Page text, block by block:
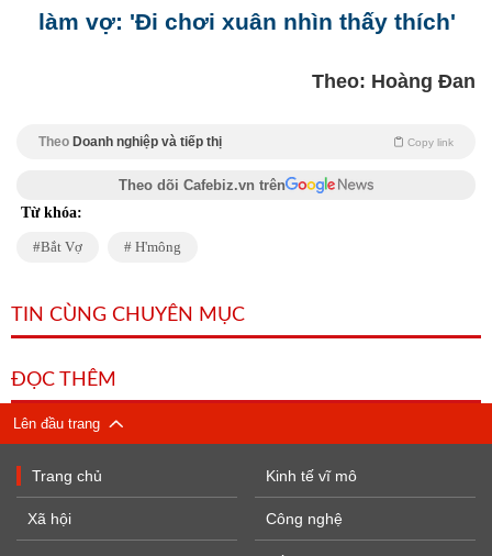
làm vợ: 'Đi chơi xuân nhìn thấy thích'
Theo: Hoàng Đan
Theo Doanh nghiệp và tiếp thị Copy link
Theo dõi Cafebiz.vn trên
Từ khóa:
Bắt Vợ H'mông
TIN CÙNG CHUYÊN MỤC
ĐỌC THÊM
Lên đầu trang
Trang chủ
Xã hội
Kinh tế vĩ mô
Công nghệ